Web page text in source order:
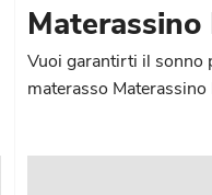
Materassino
Vuoi garantirti il sonno
materasso